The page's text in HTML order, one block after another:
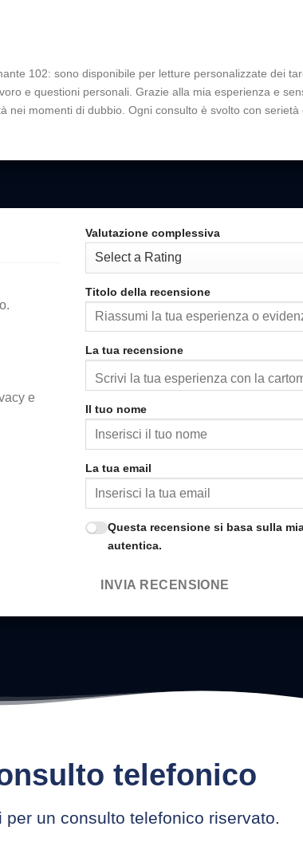
102: sono disponibile per letture personalizzate dei
e questioni personali. Grazie alla mia esperienza e
nei momenti di dubbio. Ogni consulto è svolto con serietà
e
Valutazione complessiva
Titolo della recensione
La tua recensione
Il tuo nome
La tua email
Questa recensione si basa sulla
autentica.
INVIA RECENSIONE
telefonico
un consulto telefonico riservato.